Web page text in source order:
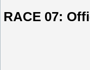
RACE 07: